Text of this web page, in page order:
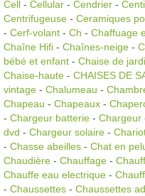
Cell - Cellular - Cendrier -
Centrifugeuse - Ceramiques
- Cerf-volant - Ch - Chaffuage
Chaîne Hifi - Chaînes-neige -
bébé et enfant - Chaise de
Chaise-haute - CHAISES DE
vintage - Chalumeau -
Chapeau - Chapeaux -
- Chargeur batterie - Chargeur
dvd - Chargeur solaire -
- Chasse abeilles - Chat en
Chaudière - Chauffage -
Chauffe eau electrique -
- Chaussettes - Chaussettes